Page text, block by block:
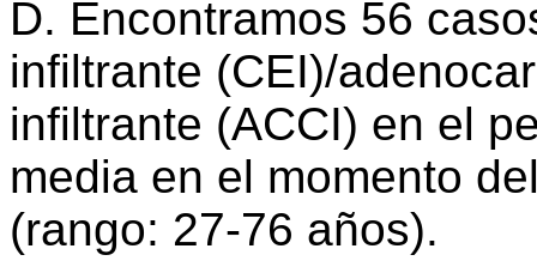
D. Encontramos 56
infiltrante (CEI)/
infiltrante (ACCI) en el
media en el momento
(rango: 27-76 años).